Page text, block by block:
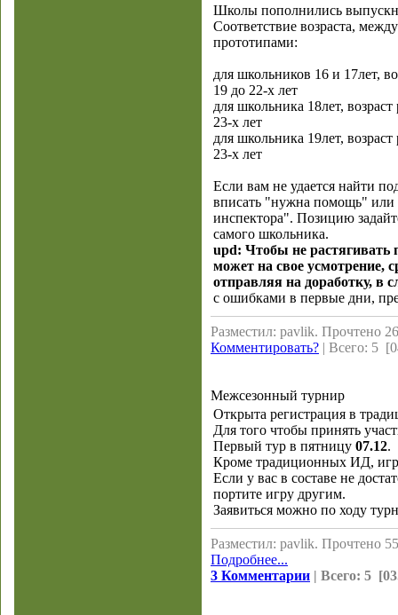
Школы пополнились
Соответствие возраста,
прототипами:
для школьников 16 и 17лет,
19 до 22-х лет
для школьника 18лет,
23-х лет
для школьника 19лет,
23-х лет
Если вам не удается найти
вписать "нужна помощь" или
инспектора". Позицию
самого школьника.
upd: Чтобы не растягивать
может на свое усмотрение,
отправляя на доработку, в
с ошибками в первые дни,
Разместил: pavlik. Прочтено
Комментировать? | Всего: 5
Межсезонный турнир
Открыта регистрация в
Для того чтобы принять
Первый тур в пятницу 07.12.
Кроме традиционных ИД,
Если у вас в составе не
портите игру другим.
Заявиться можно по ходу
Разместил: pavlik. Прочтено
Подробнее...
3 Комментарии | Всего: 5